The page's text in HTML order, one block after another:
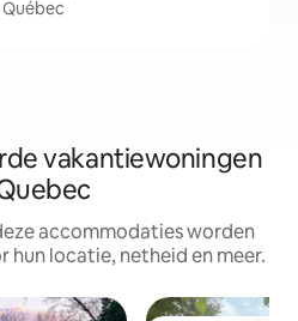
vakantiewoningen
accommodaties worden
hun locatie, netheid en meer.